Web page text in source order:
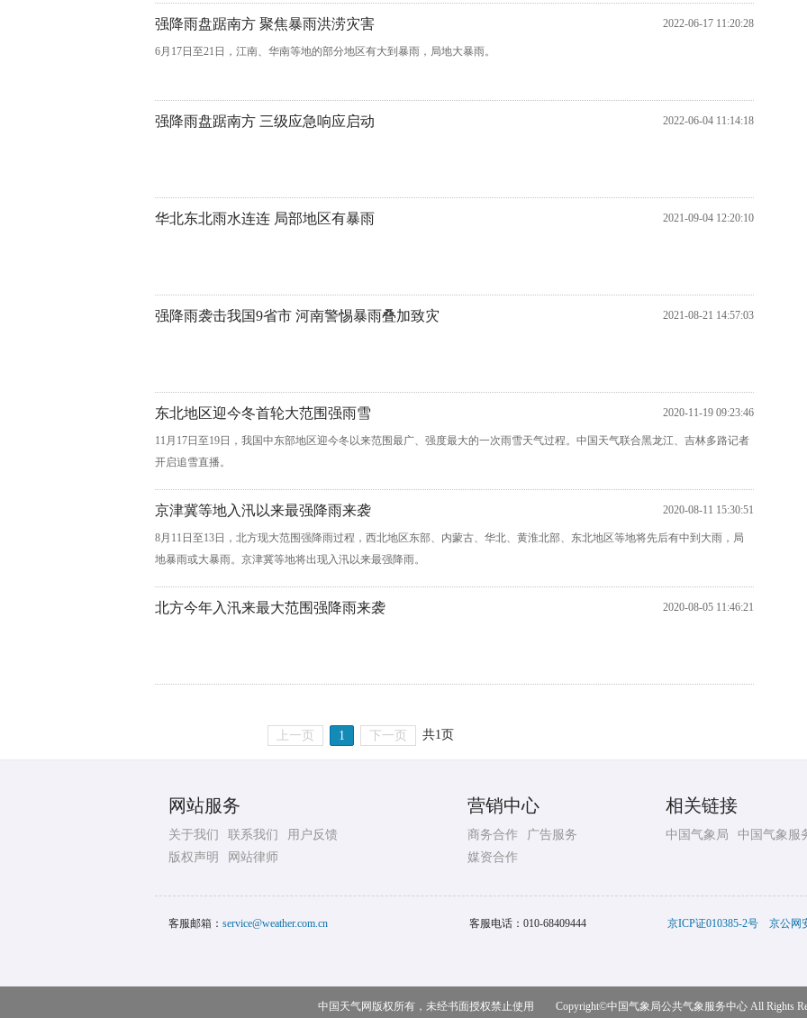
2022-06-17 11:20:28
强降雨盘踞南方 聚焦暴雨洪涝灾害
6月17日至21日，江南、华南等地的部分地区有大到暴雨，局地大暴雨。
2022-06-04 11:14:18
强降雨盘踞南方 三级应急响应启动
2021-09-04 12:20:10
华北东北雨水连连 局部地区有暴雨
2021-08-21 14:57:03
强降雨袭击我国9省市 河南警惕暴雨叠加致灾
2020-11-19 09:23:46
东北地区迎今冬首轮大范围强雨雪
11月17日至19日，我国中东部地区迎今冬以来范围最广、强度最大的一次雨雪天气过程。中国天气联合黑龙江、吉林多路记者
开启追雪直播。
2020-08-11 15:30:51
京津冀等地入汛以来最强降雨来袭
8月11日至13日，北方现大范围强降雨过程，西北地区东部、内蒙古、华北、黄淮北部、东北地区等地将先后有中到大雨，局
地暴雨或大暴雨。京津冀等地将出现入汛以来最强降雨。
2020-08-05 11:46:21
北方今年入汛来最大范围强降雨来袭
上一页 1 下一页 共1页
网站服务
关于我们 联系我们
用户反馈
版权声明
网站律师
营销中心
商务合作
广告服务
媒资合作
相关链接
中国气象局 中国气象服
客服邮箱： service@weather.com.cn 客服电话： 010-68409444 京ICP证010385-2号 京公网
中国天气网版权所有，未经书面授权禁止使用 Copyright©中国气象局公共气象服务中心All Rights